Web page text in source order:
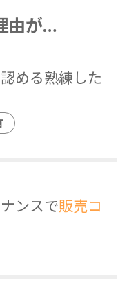
由が…
める熟練した
ンスで販売コ